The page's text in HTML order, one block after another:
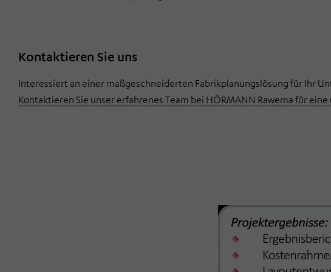
Kontaktieren Sie uns
Interessiert an einer maßgeschneiderten Fabrikplanungslösung für Ihr
Kontaktieren Sie unser erfahrenes Team bei HÖRMANN Rawema für